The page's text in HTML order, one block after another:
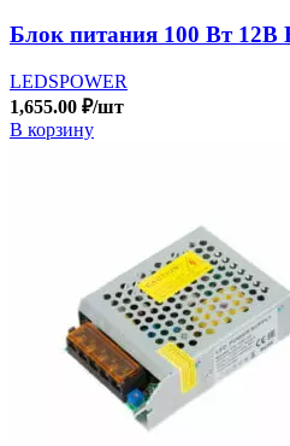
Блок питания 100 Вт 12В
LEDSPOWER
1,655.00 ₽/шт
В корзину